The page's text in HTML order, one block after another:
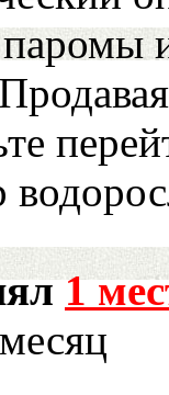
и
1